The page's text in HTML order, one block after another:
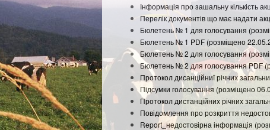
Інформація про зашальну кількість
Перелік документів що має надати
Бюлетень № 1 для голосування
Бюлетень № 1 PDF (розміщено
Бюлетень № 2 для голосування
Бюлетень № 2 для голосування PDF
Протокол дисанційниї річних
Підсумки голосування (розміщено
Протокол дистанційних річних
Повідомлення про розкриття
Report_недостовірна інформація